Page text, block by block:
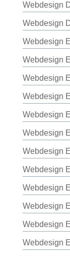
Webdesign
Webdesign
Webdesign
Webdesign
Webdesign
Webdesign
Webdesign
Webdesign
Webdesign
Webdesign
Webdesign
Webdesign
Webdesign
Webdesign